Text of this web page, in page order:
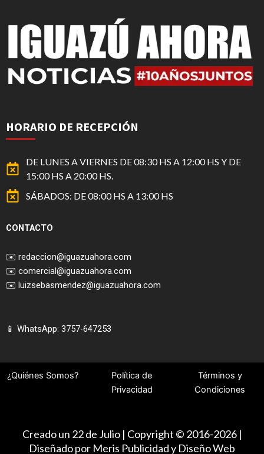
HORARIO DE RECEPCIÓN
DE LUNES A VIERNES DE 08:30 HS A 12:00 HS Y DE
15:00 HS A 20:00 HS.
SÁBADOS: DE 08:00 HS A 13:00 HS
CONTACTO
✉️ redaccion@iguazuahora.com
✉️ comercial@iguazuahora.com
✉️ luizsebasmendez@iguazuahora.com
📱 WhatsApp: 3757-647253
¿Quiénes Somos?
Política de
Privacidad
Términos y
Condiciones
Creado un 22 de Julio | Copyright © 2016-2026 |
Diseñado por Meris Publicidad y Diseño Web